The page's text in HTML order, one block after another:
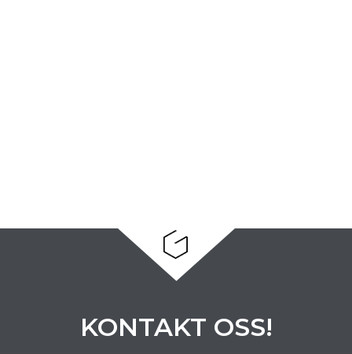
KONTAKT OSS!